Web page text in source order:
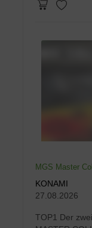
MGS Master
KONAMI
27.08.2026
TOP1 Der